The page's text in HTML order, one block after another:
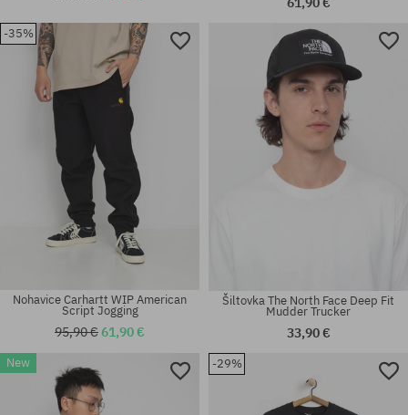
Dostupné veľkosti:
Dostupné veľkosti:
S; M; L; XL
Dostupné veľkosti:
Dostupné veľkosti:
-35%
Nohavice Carhartt WIP American
Script Jogging
95,90 €61,90 €
Šiltovka The North Face Deep Fit
Mudder Trucker
33,90 €
New -29%